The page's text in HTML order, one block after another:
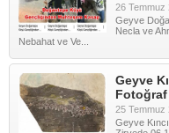
26 Temmuz
Geyve
Necla ve
Nebahat ve Ve...
Geyve
Fotoğraf
25 Temmuz
Geyve